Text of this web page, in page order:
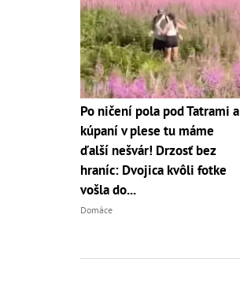
Po ničení pola pod Tatrami a
kúpaní v plese tu máme
ďalší nešvár! Drzosť bez
hraníc: Dvojica kvôli fotke
vošla do...
Domáce